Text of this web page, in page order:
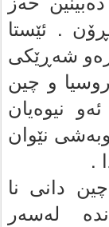
. ئێستا
شه‌ڕێکى
و چین
نیوەیان
نێوان
.
دانى نا
له‌سه‌ر